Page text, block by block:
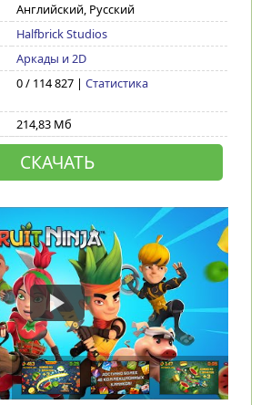
Английский, Русский
Halfbrick Studios
Аркады и 2D
0 / 114 827 | Статистика
214,83 Мб
СКАЧАТЬ